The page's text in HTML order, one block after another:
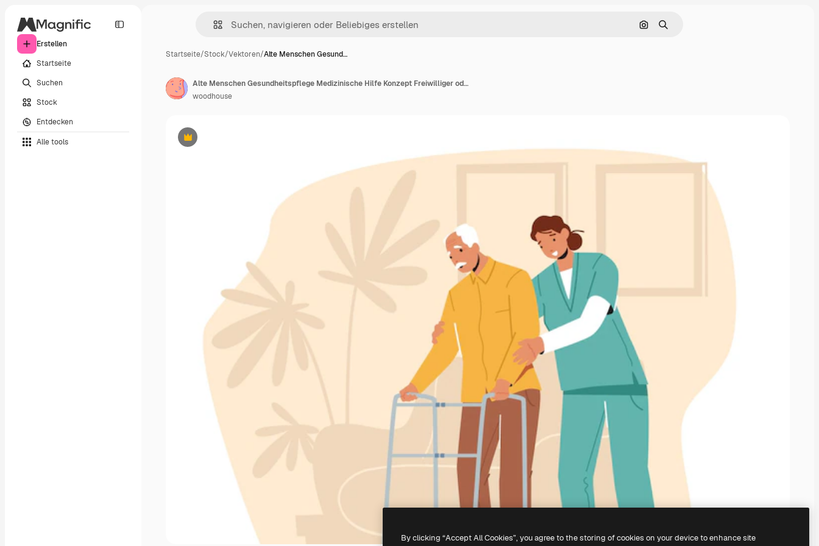
Erstellen
Startseite
Suchen
Stock
Entdecken
Alle tools
Nach Bild suchen
Suchen
Startseite/Stock/Vektoren/Alte Menschen Gesund…
Premium
Alte Menschen Gesundheitspflege Medizinische Hilfe Konzept Freiwilliger oder Sanitäter Hilfe für ältere Menschen mit Gehhilfe im Pflegeheim oder Krankenhaus Sozialarbeiter Pflege kranker Senioren Cartoon Menschen Vektor Illustration
woodhouse
By clicking “Accept All Cookies”, you agree to the storing of cookies on your device to enhance site